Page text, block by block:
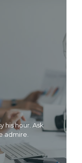
his hour. Ask
admire.